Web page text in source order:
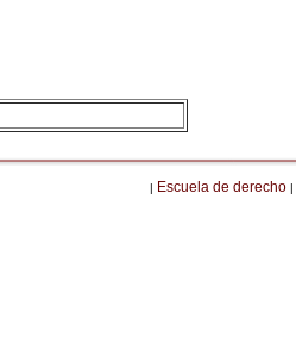
| Escuela de derecho |